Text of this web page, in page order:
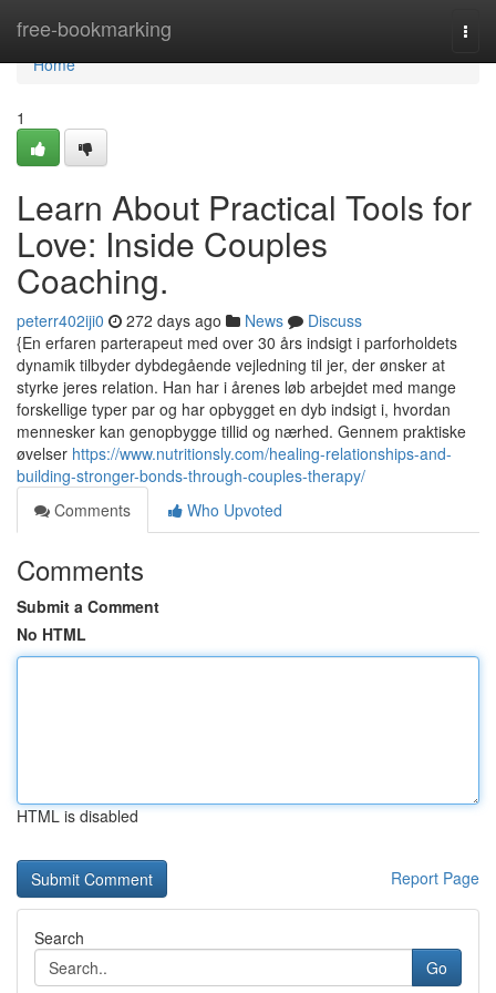
free-bookmarking
Home
Home
1
Learn About Practical Tools for
Love: Inside Couples
Coaching.
peterr402iji0 272 days ago News
Discuss
{En erfaren parterapeut med over 30 års indsigt i parforholdets
dynamik tilbyder dybdegående vejledning til jer, der ønsker at
styrke jeres relation. Han har i årenes løb arbejdet med mange
forskellige typer par og har opbygget en dyb indsigt i, hvordan
mennesker kan genopbygge tillid og nærhed. Gennem praktiske
øvelser https://www.nutritionsly.com/healing-relationships-and-
building-stronger-bonds-through-couples-therapy/
Comments
Who Upvoted
Comments
Submit a Comment
No HTML
HTML is disabled
Report Page
Search
Go